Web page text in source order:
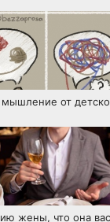
мышление от
жены, что она